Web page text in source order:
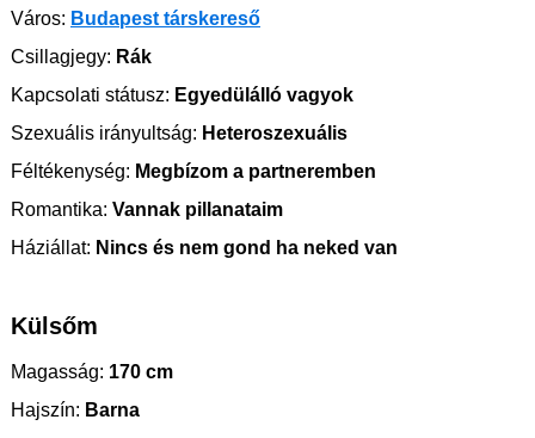
Város: Budapest társkereső
Csillagjegy: Rák
Kapcsolati státusz: Egyedülálló vagyok
Szexuális irányultság: Heteroszexuális
Féltékenység: Megbízom a partneremben
Romantika: Vannak pillanataim
Háziállat: Nincs és nem gond ha neked van
Külsőm
Magasság: 170 cm
Hajszín: Barna